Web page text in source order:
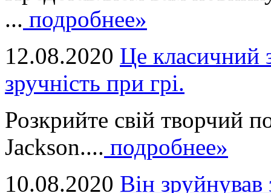
... подробнее»
12.08.2020 Це класичний
зручність при грі.
Розкрийте свій творчий
Jackson.... подробнее»
10.08.2020 Він